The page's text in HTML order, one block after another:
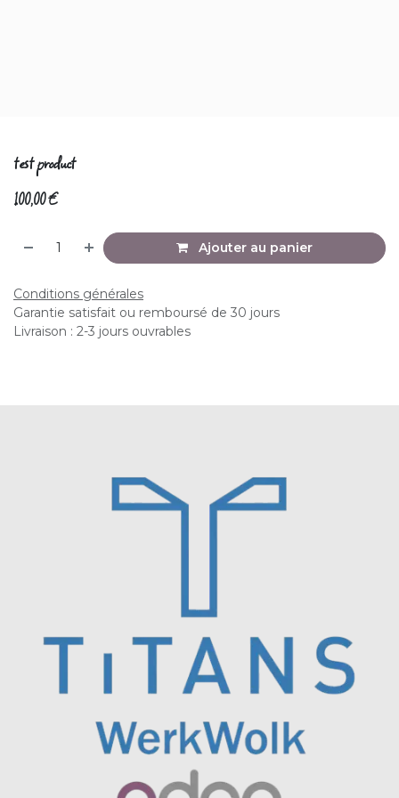
test product
100,00€
Ajouter au panier
Conditions générales
Garantie satisfait ou remboursé de 30 jours
Livraison : 2-3 jours ouvrables